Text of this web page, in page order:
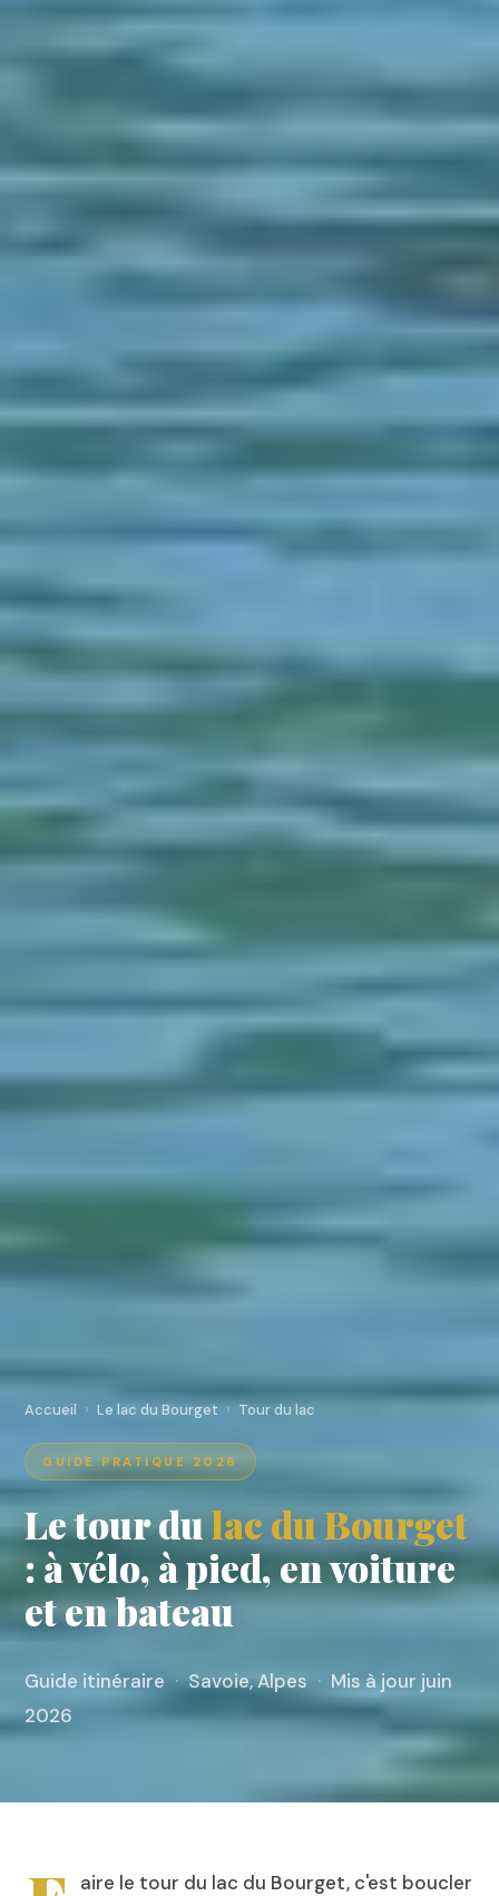
Accueil › Le lac du Bourget › Tour du lac
GUIDE PRATIQUE 2026
Le tour dulac du Bourget
: à vélo, à pied, en voiture
et en bateau
Guide itinéraire · Savoie, Alpes · Mis à jour juin
2026
aire le tour du lac du Bourget, c'est boucler